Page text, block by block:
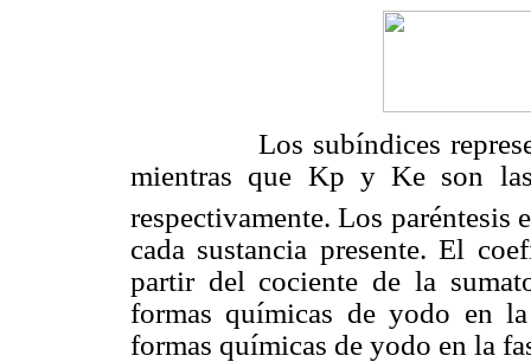
Los subíndices
mientras que Kp y Ke son
respectivamente. Los paréntesis
cada sustancia presente. El
partir del cociente de la
formas químicas de yodo en
formas químicas de yodo en la